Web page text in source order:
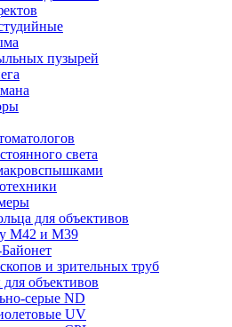
пузырей
света
для объективов
М42 и М39
и зрительных труб
объективов
серые ND
UV